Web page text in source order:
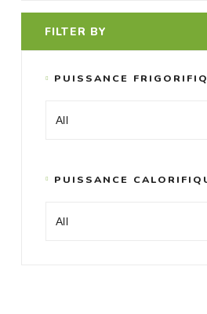
FILTER BY
PUISSANCE
PUISSANCE